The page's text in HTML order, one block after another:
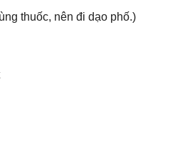
thuốc, nên đi dạo phố.)